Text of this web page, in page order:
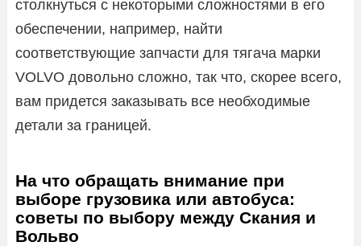
столкнуться с некоторыми сложностями в его
обеспечении, например, найти
соответствующие запчасти для тягача марки
VOLVO довольно сложно, так что, скорее всего,
вам придется заказывать все необходимые
детали за границей.
На что обращать внимание при
выборе грузовика или автобуса:
советы по выбору между Скания и
Вольво